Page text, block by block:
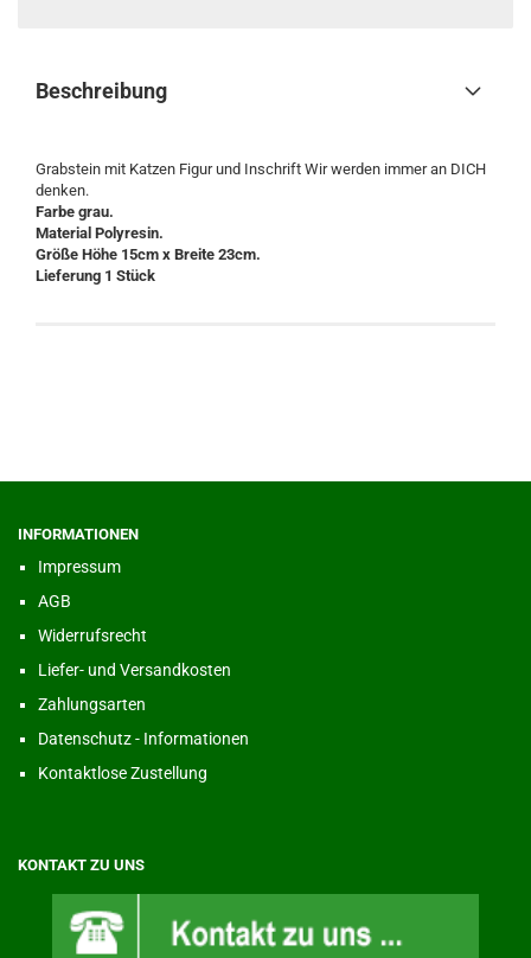
Beschreibung
Grabstein mit Katzen Figur und Inschrift Wir werden immer an DICH
denken.
Farbe grau.
Material Polyresin.
Größe Höhe 15cm x Breite 23cm.
Lieferung 1 Stück
INFORMATIONEN
Impressum
AGB
Widerrufsrecht
Liefer- und Versandkosten
Zahlungsarten
Datenschutz - Informationen
Kontaktlose Zustellung
KONTAKT ZU UNS